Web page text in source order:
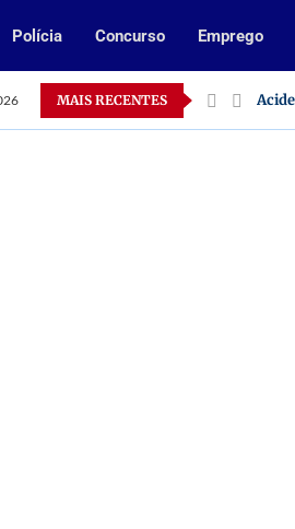
Polícia Concurso Emprego
MAIS RECENTES
aprendizes no Pará